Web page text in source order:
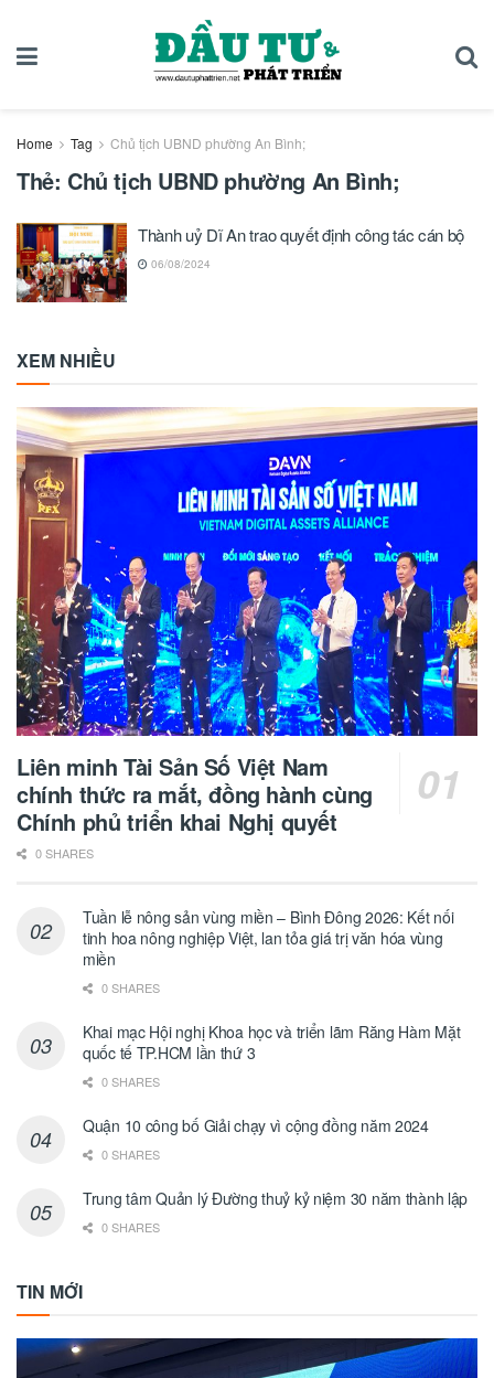
Home Tag Chủ tịch UBND phường An Bình;
Thẻ: Chủ tịch UBND phường An Bình;
Thành uỷ Dĩ An trao quyết định công tác cán bộ
06/08/2024
XEM NHIỀU
Liên minh Tài Sản Số Việt Nam
chính thức ra mắt, đồng hành cùng
Chính phủ triển khai Nghị quyết
0 SHARES
Tuần lễ nông sản vùng miền – Bình Đông 2026: Kết nối
tinh hoa nông nghiệp Việt, lan tỏa giá trị văn hóa vùng
miền
0 SHARES
Khai mạc Hội nghị Khoa học và triển lãm Răng Hàm Mặt
quốc tế TP.HCM lần thứ 3
0 SHARES
Quận 10 công bố Giải chạy vì cộng đồng năm 2024
0 SHARES
Trung tâm Quản lý Đường thuỷ kỷ niệm 30 năm thành lập
0 SHARES
TIN MỚI